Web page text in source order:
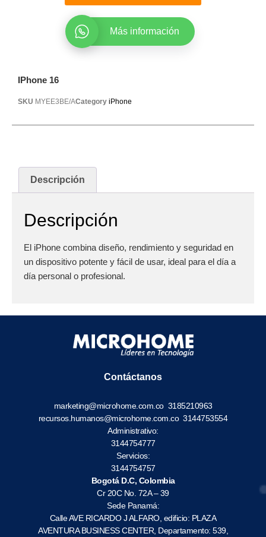
Más información
IPhone 16
SKU MYEE3BE/ACategory iPhone
Descripción
Descripción
El iPhone combina diseño, rendimiento y seguridad en
un dispositivo potente y fácil de usar, ideal para el día a
día personal o profesional.
Contáctanos
marketing@microhome.com.co 3185210963
recursos.humanos@microhome.com.co3144753554
Administrativo:
3144754777
Servicios:
3144754757
Bogotá D.C, Colombia
Cr 20C No. 72A – 39
Sede Panamá:
Calle AVE RICARDO J ALFARO, edificio: PLAZA
AVENTURA BUSINESS CENTER, Departamento: 539,